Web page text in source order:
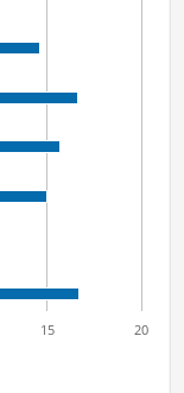
15 20